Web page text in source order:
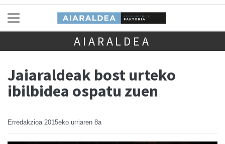
AIARALDEA
Jaiaraldeak bost urteko
ibilbidea ospatu zuen
Erredakzioa 2015eko urriaren 8a